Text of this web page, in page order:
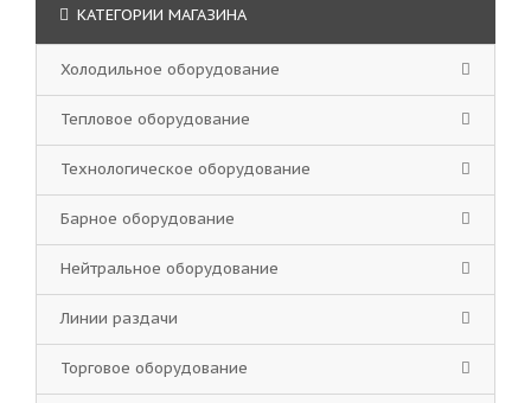
КАТЕГОРИИ МАГАЗИНА
Холодильное оборудование
Тепловое оборудование
Технологическое оборудование
Барное оборудование
Нейтральное оборудование
Линии раздачи
Торговое оборудование